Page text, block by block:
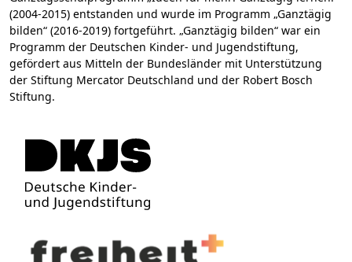
(2004-2015) entstanden und wurde im Programm „Ganztägig
bilden“ (2016-2019) fortgeführt. „Ganztägig bilden“ war ein
Programm der Deutschen Kinder- und Jugendstiftung,
gefördert aus Mitteln der Bundesländer mit Unterstützung
der Stiftung Mercator Deutschland und der Robert Bosch
Stiftung.